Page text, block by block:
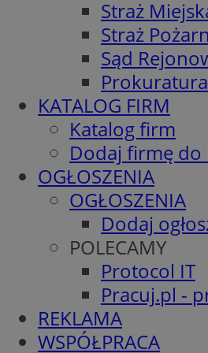
Straż
Straż
Sąd
KATALOG FIRM
Katalog firm
Dodaj firmę do
OGŁOSZENIA
OGŁOSZENIA
Dodaj
POLECAMY
Protocol IT
Pracuj.pl -
REKLAMA
WSPÓŁPRACA